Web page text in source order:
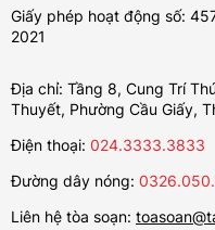
Giấy phép hoạt động số:
2021
Địa chỉ: Tầng 8, Cung Trí
Thuyết, Phường Cầu Giấy,
Điện thoại: 024.3333.3833
Đường dây nóng:
Liên hệ tòa soạn: